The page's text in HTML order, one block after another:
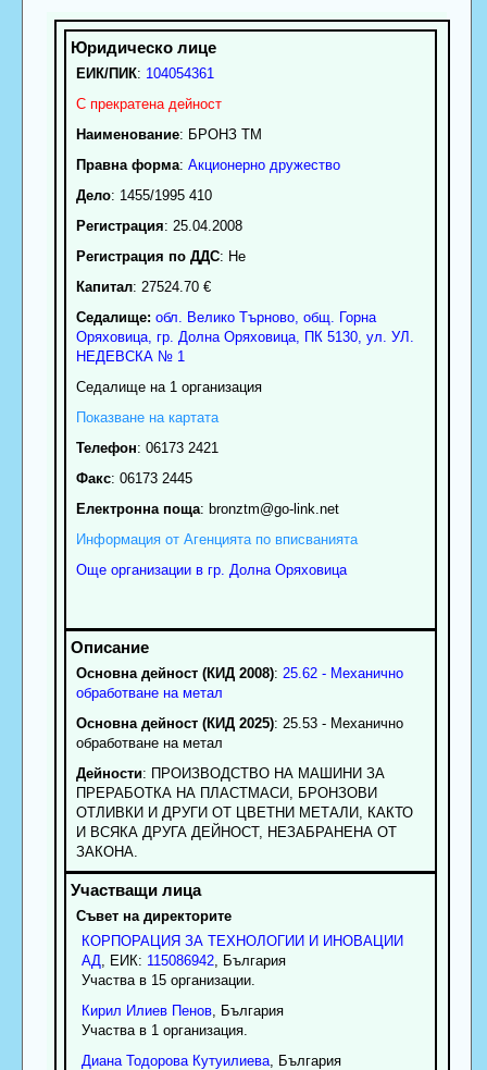
ЕИК/ПИК: 104054361
С прекратена дейност
Наименование: БРОНЗ ТМ
Правна форма: Акционерно дружество
Дело: 1455/1995 410
Регистрация: 25.04.2008
Регистрация по ДДС: Нe
Капитал: 27524.70 €
Седалище: обл. Велико Търново, общ. Горна
Оряховица, гр. Долна Оряховица, ПК 5130, ул. УЛ.
НЕДЕВСКА № 1
Седалище на 1 организация
Показване на картата
Телефон: 06173 2421
Факс: 06173 2445
Електронна поща: bronztm@go-link.net
Информация от Агенцията по вписванията
Още организации в гр. Долна Оряховица
Основна дейност (КИД 2008): 25.62 - Механично
обработване на метал
Основна дейност (КИД 2025): 25.53 - Механично
обработване на метал
Дейности: ПРОИЗВОДСТВО НА МАШИНИ ЗА
ПРЕРАБОТКА НА ПЛАСТМАСИ, БРОНЗОВИ
ОТЛИВКИ И ДРУГИ ОТ ЦВЕТНИ МЕТАЛИ, КАКТО
И ВСЯКА ДРУГА ДЕЙНОСТ, НЕЗАБРАНЕНА ОТ
ЗАКОНА.
Съвет на директорите
КОРПОРАЦИЯ ЗА ТЕХНОЛОГИИ И ИНОВАЦИИ
АД , ЕИК: 115086942, България
Участва в 15 организации.
Кирил Илиев Пенов, България
Участва в 1 организация.
Диана Тодорова Кутуилиева, България